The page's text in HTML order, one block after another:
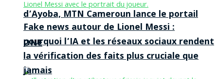
d’Ayoba, MTN Cameroun lance le portail
ONE
Fake news autour de Lionel Messi :
pourquoi l’IA et les réseaux sociaux rendent
la vérification des faits plus cruciale que
jamais